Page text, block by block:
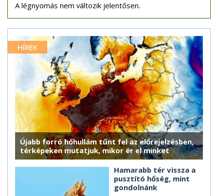
A légnyomás nem változik jelentősen.
HÍREK
Újabb forró hőhullám tűnt fel az előrejelzésben,
térképeken mutatjuk, mikor ér el minket
Hamarabb tér vissza a
pusztító hőség, mint
gondolnánk